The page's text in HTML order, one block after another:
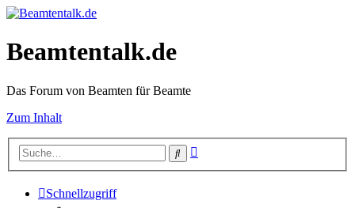
Beamtentalk.de
Das Forum von Beamten für Beamte
Zum Inhalt
Suche
Schnellzugriff